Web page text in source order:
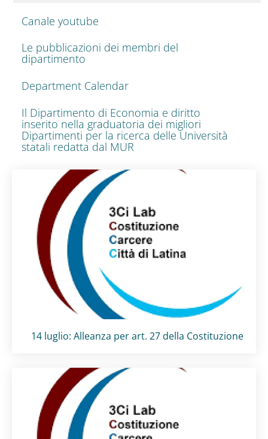
Canale youtube
Le pubblicazioni dei membri del
dipartimento
Department Calendar
Il Dipartimento di Economia e diritto
inserito nella graduatoria dei migliori
Dipartimenti per la ricerca delle Università
statali redatta dal MUR
Titolo card:
14 luglio: Alleanza per art. 27 della Costituzione